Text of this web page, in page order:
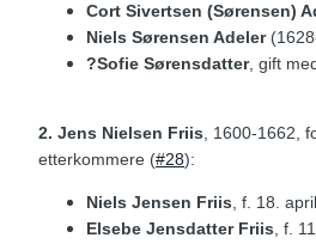
Cort Sivertsen (Sørensen)
Niels Sørensen Adeler
?Sofie Sørensdatter, gift
2. Jens Nielsen Friis , 1600-1662,
etterkommere (#28):
Niels Jensen Friis , f. 18.
Elsebe Jensdatter Friis , f.